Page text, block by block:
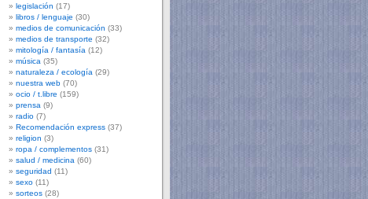
legislación (17)
libros / lenguaje (30)
medios de comunicación (33)
medios de transporte (32)
mitología / fantasía (12)
música (35)
naturaleza / ecología (29)
nuestra web (70)
ocio / t.libre (159)
prensa (9)
radio (7)
Recomendación express (37)
religion (3)
ropa / complementos (31)
salud / medicina (60)
seguridad (11)
sexo (11)
sorteos (28)